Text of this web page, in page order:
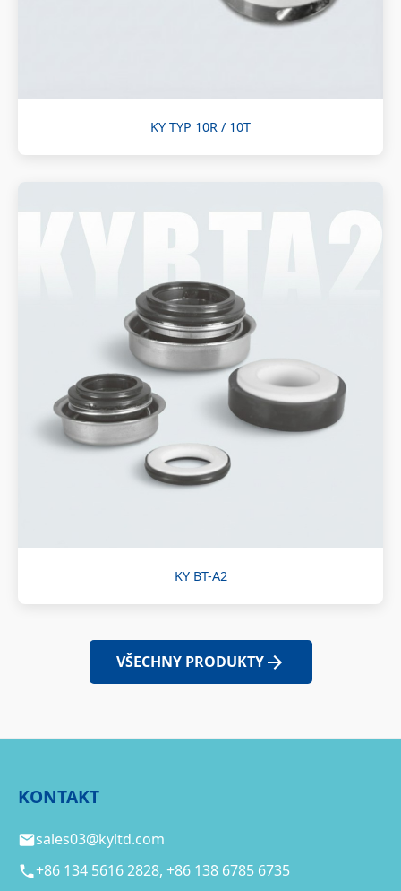
KY TYP 10R / 10T
KY BT-A2
VŠECHNY PRODUKTY
KONTAKT
sales03@kyltd.com
+86 134 5616 2828, +86 138 6785 6735